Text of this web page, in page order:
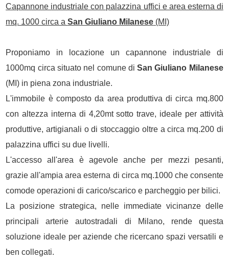
Capannone industriale con palazzina uffici e area esterna di
mq. 1000 circa aSan Giuliano Milanese (MI)
Proponiamo in locazione un capannone industriale di
1000mq circa situato nel comune diSan Giuliano Milanese
(MI) in piena zona industriale.
L'immobile è composto da area produttiva di circa mq.800
con altezza interna di 4,20mt sotto trave, ideale per attività
produttive, artigianali o di stoccaggio oltre a circa mq.200 di
palazzina uffici su due livelli.
L'accesso all'area è agevole anche per mezzi pesanti,
grazie all'ampia area esterna di circa mq.1000 che consente
comode operazioni di carico/scarico e parcheggio per bilici.
La posizione strategica, nelle immediate vicinanze delle
principali arterie autostradali di Milano, rende questa
soluzione ideale per aziende che ricercano spazi versatili e
ben collegati.